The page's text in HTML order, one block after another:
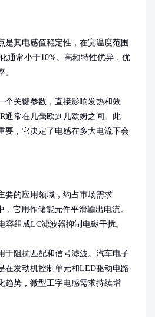
是其电感值稳定性，在宽温度范围
通常小于10%。高频特性优异，优
个关键参数，直接影响发热和效
通常在几毫欧到几欧姆之间。此
要，它决定了电感在多大电流下会
要的应用领域，约占市场需求
，它用作储能元件平滑输出电流。
容组成LC滤波器抑制电磁干扰。
于阻抗匹配和信号滤波。汽车电子
在发动机控制单元和LED驱动电路
趋势，微型工字电感需求持续增